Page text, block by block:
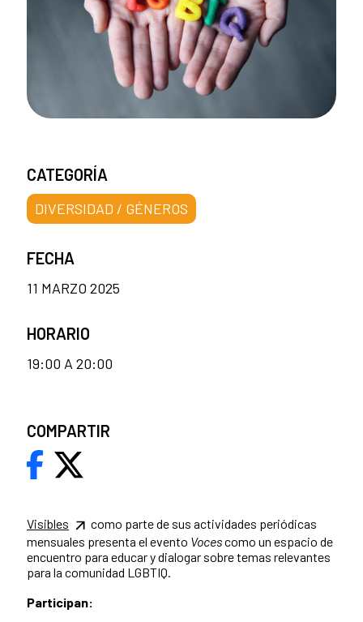
Visibles
como parte de sus actividades periódicas
mensuales presenta el evento Vocescomo un espacio de
encuentro para educar y dialogar sobre temas relevantes
para la comunidad LGBTIQ.
Participan:
CATEGORÍA
DIVERSIDAD / GÉNEROS
FECHA
11 MARZO 2025
HORARIO
19:00 A 20:00
COMPARTIR